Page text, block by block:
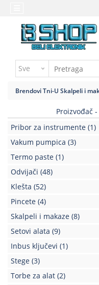
Baterija,punjač
Elektromehaničke
komponente
Elektronske
komponente
aktivne
Elektronske
komponente
pasivne
Kablovi
priključci
Brendovi
Uputstvo
kupovinu
slanja
BrendoviTni-U Skalpeli i
Proizvođač
Pribor za instrumente (1)
Vakum pumpica (3)
Termo paste (1)
Odvijači (48)
Klešta (52)
Pincete (4)
Skalpeli i makaze (8)
Setovi alata (9)
Inbus ključevi (1)
Stege (3)
Torbe za alat (2)